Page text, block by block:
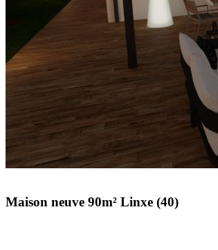
Maison neuve 90m² Linxe (40)